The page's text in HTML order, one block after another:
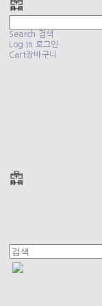
Search 검색
Log In 로그인
Cart장바구니